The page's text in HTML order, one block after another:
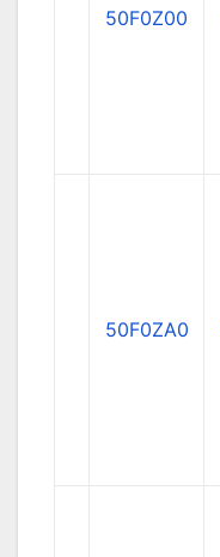
50F0Z00
50F0ZA0